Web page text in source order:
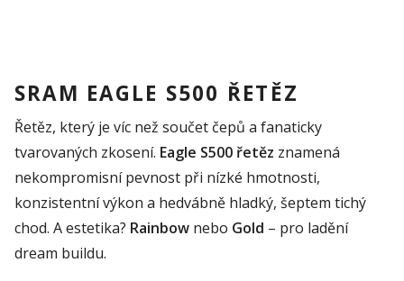
SRAM EAGLE S500 ŘETĚZ
Řetěz, který je víc než součet čepů a fanaticky
tvarovaných zkosení. Eagle S500 řetěz znamená
nekompromisní pevnost při nízké hmotnosti,
konzistentní výkon a hedvábně hladký, šeptem tichý
chod. A estetika? Rainbow nebo Gold – pro ladění
dream buildu.